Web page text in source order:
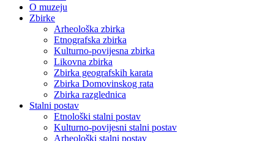
O muzeju
Zbirke
Arheološka zbirka
Etnografska zbirka
Kulturno-povijesna zbirka
Likovna zbirka
Zbirka geografskih karata
Zbirka Domovinskog rata
Zbirka razglednica
Stalni postav
Etnološki stalni postav
Kulturno-povijesni stalni postav
Arheološki stalni postav